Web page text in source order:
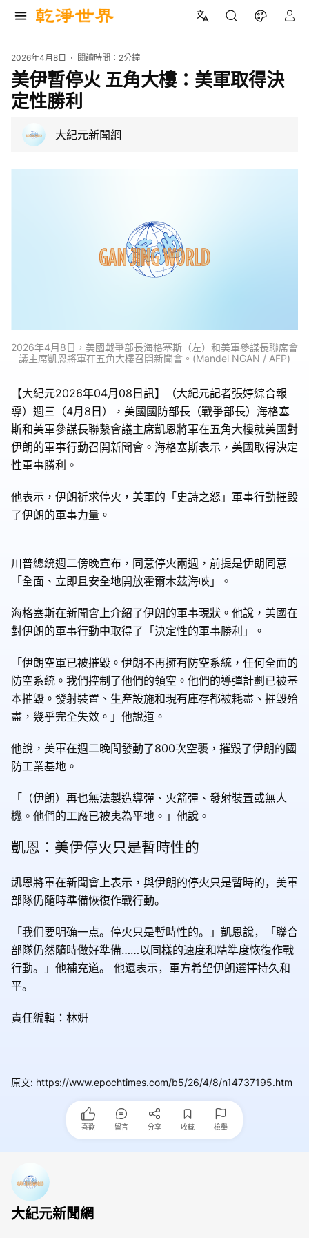
2026年4月8日 閱讀時間： 2分鐘
美伊暫停火 五角大樓：美軍取得決
定性勝利
大紀元新聞網
2026年4月8日，美國戰爭部長海格塞斯（左）和美軍參謀長聯席會
議主席凱恩將軍在五角大樓召開新聞會。(Mandel NGAN / AFP)
【大紀元2026年04月08日訊】（大紀元記者張婷綜合報
導）週三（4月8日），美國國防部長（戰爭部長）海格塞
斯和美軍參謀長聯繫會議主席凱恩將軍在五角大樓就美國對
伊朗的軍事行動召開新聞會。海格塞斯表示，美國取得決定
性軍事勝利。
他表示，伊朗祈求停火，美軍的「史詩之怒」軍事行動摧毀
了伊朗的軍事力量。
川普總統週二傍晚宣布，同意停火兩週，前提是伊朗同意
「全面、立即且安全地開放霍爾木茲海峽」。
海格塞斯在新聞會上介紹了伊朗的軍事現狀。他說，美國在
對伊朗的軍事行動中取得了「決定性的軍事勝利」。
「伊朗空軍已被摧毀。伊朗不再擁有防空系統，任何全面的
防空系統。我們控制了他們的領空。他們的導彈計劃已被基
本摧毀。發射裝置、生產設施和現有庫存都被耗盡、摧毀殆
盡，幾乎完全失效。」他說道。
他說，美軍在週二晚間發動了800次空襲，摧毀了伊朗的國
防工業基地。
「（伊朗）再也無法製造導彈、火箭彈、發射裝置或無人
機。他們的工廠已被夷為平地。」他說。
凱恩：美伊停火只是暫時性的
凱恩將軍在新聞會上表示， 與伊朗的停火只是暫時的，美軍
部隊仍隨時準備恢復作戰行動。
「我们要明确一点。停火只是暫時性的。」凱恩說，
「聯合
部隊仍然隨時做好準備……以同樣的速度和精準度恢復作戰
行動。」他補充道。
他還表示，軍方希望伊朗選擇持久和
平。
責任編輯：林姸
原文: https://www.epochtimes.com/b5/26/4/8/n14737195.htm
喜歡 留言 分享 收藏 檢舉
大紀元新聞網